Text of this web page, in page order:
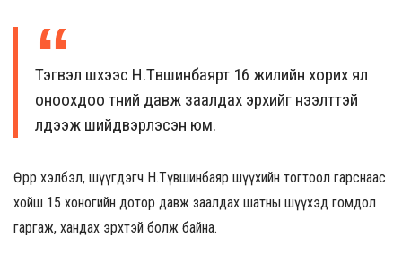
Тэгвэл шүүхээс Н.Түвшинбаярт 16 жилийн хорих ял
оноохдоо түүний давж заалдах эрхийг нээлттэй
үлдээж шийдвэрлэсэн юм.
Өөрөөр хэлбэл, шүүгдэгч Н.Түвшинбаяр шүүхийн тогтоол гарснаас
хойш 15 хоногийн дотор давж заалдах шатны шүүхэд гомдол
гаргаж, хандах эрхтэй болж байна.